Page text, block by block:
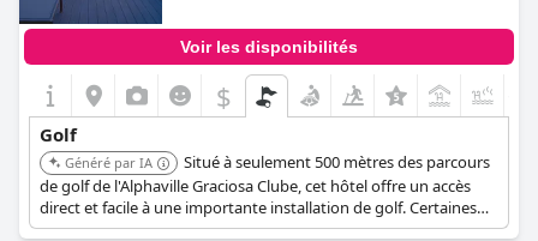
Voir les disponibilités
$
Golf
Généré par IA
Situé à seulement 500 mètres des parcours
de golf de l'Alphaville Graciosa Clube, cet hôtel offre un accès
direct et facile à une importante installation de golf. Certaines
suites offrent une vue sur le parcours de golf.